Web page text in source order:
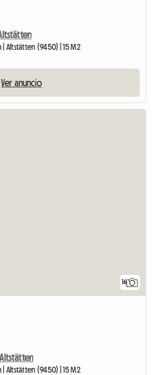
Altstätten (9450) | 15 M2
Ver anuncio
16
Altstätten (9450) | 15 M2